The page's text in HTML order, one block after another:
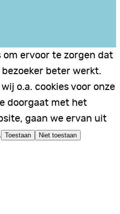
om ervoor te zorgen dat
beter werkt.
o.a. cookies voor onze
doorgaat met het
gaan we ervan uit
Toestaan Niet toestaan